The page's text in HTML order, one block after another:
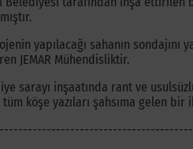
yapılacağı sahanın
JEMAR Mühendisliktir.
sarayı inşaatında rant ve
tüm köşe yazıları şahsıma gelen